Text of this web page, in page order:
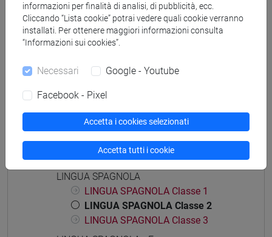
LINGUA SPAGNOLA 1 [LT0051]
Struttura generale dell'insegnamento
LINGUA SPAGNOLA
LINGUA SPAGNOLA
LINGUA SPAGNOLA Classe 1
LINGUA SPAGNOLA Classe 2
LINGUA SPAGNOLA Classe 3
informazioni per finalità di analisi, di pubblicità, ecc.
Cliccando “Lista cookie” potrai vedere quali cookie verranno
installati. Per ottenere maggiori informazioni consulta
“Informazioni sui cookies”.
Necessari Google - Youtube
Facebook - Pixel
Accetta i cookies selezionati
Accetta tutti i cookie